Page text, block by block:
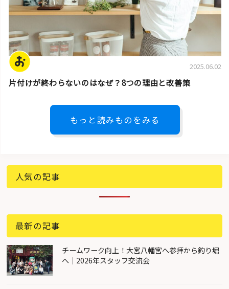
2025.06.02
片付けが終わらないのはなぜ？8つの理由と改善策
もっと読みものをみる
人気の記事
最新の記事
チームワーク向上！大宮八幡宮へ参拝から釣り堀
へ｜2026年スタッフ交流会